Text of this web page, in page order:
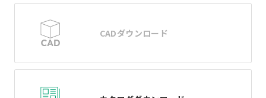
CADダウンロード